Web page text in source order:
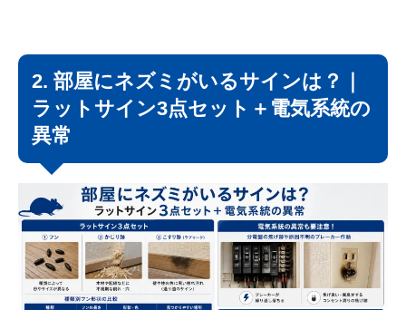
2. 部屋にネズミがいるサインは？｜
ラットサイン3点セット＋電気系統の
異常